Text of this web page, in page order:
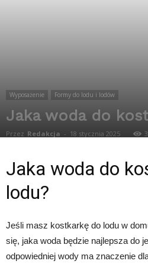
Wyposażenie Formy do lodu i lodów
Jaka woda do
Przez Redakcja - 18 stycznia 2025
Jaka woda do
lodu?
Jeśli masz kostkarkę do lodu w
się, jaka woda będzie najlepsza do
odpowiedniej wody ma znaczenie